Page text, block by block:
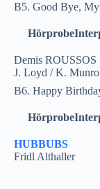
B5. Good Bye,
Hörprobe
Demis ROUSSOS
J. Loyd / K. Munro
B6. Happy
Hörprobe
HUBBUBS
Fridl Althaller